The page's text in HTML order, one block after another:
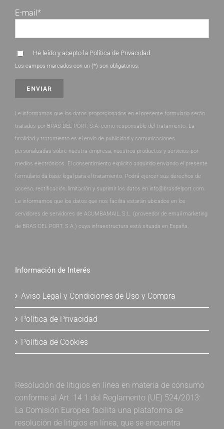
E-mail*
He leído y acepto la Política de Privacidad
Los campos marcados con un (*) son obligatorios.
Le informamos que los datos proporcionados en el presente formulario serán
tratados por BRAS DEL PORT, S.A. como responsable del tratamiento. La
finalidad y tratamiento es el envío de publicidad y comunicaciones
personalizadas sobre nuestra empresa, nuestros productos y servicios por
medios electrónicos. El consentimiento explícito adquirido enviando el presente
formulario da base legal para el tratamiento. Podrá ejercer sus derechos de
acceso, rectificación, limitación y suprimir los datos en info@brasdelport.com.
Le informamos que los datos que nos facilita estarán ubicados en los
servidores de servidores de ACUMBAMAIL, S.L. (proveedor de email marketing
de BRAS DEL PORT, S.A.) cuya infraestructura está situada en España.
Información de Interés
Aviso Legal y Condiciones de Uso y Compra
Política de Privacidad
Política de Cookies
Resolución de litigios en línea en materia de consumo
conforme al Art. 14.1 del Reglamento (UE) 524/2013:
La Comisión Europea facilita una plataforma de
resolución de litigios en línea, que se encuentra